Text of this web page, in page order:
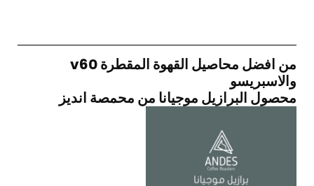
من افضل محاصيل القهوة المقطرة v60
والاسبريسو
محصول البرازيل موجيانا من محمصة انديز